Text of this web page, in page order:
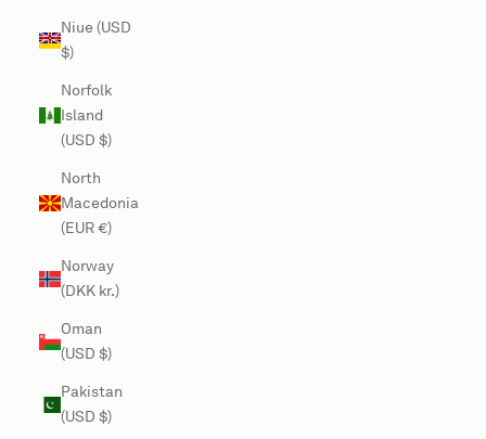
Niue (USD
$)
Norfolk
Island
(USD $)
North
Macedonia
(EUR €)
Norway
(DKK kr.)
Oman
(USD $)
Pakistan
(USD $)